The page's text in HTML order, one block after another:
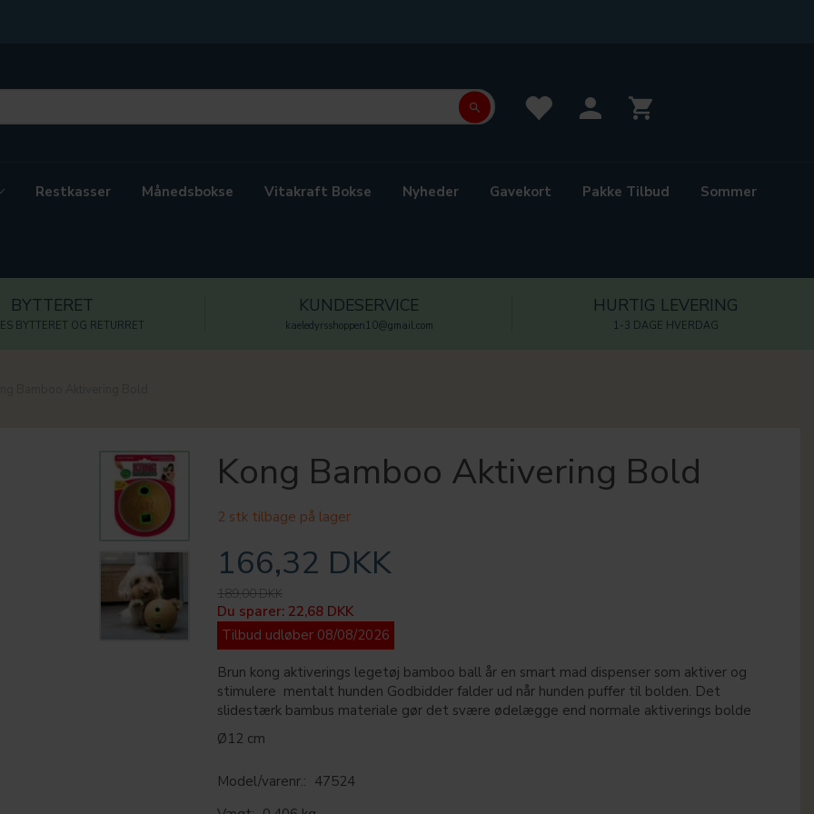
Restkasser Månedsbokse Vitakraft Bokse Nyheder Gavekort Pakke Tilbud Sommer
BYTTERET
BYTTERET OG RETURRET
KUNDESERVICE
kaeledyrsshoppen10@gmail.com
HURTIG LEVERING
1-3 DAGE HVERDAG
Kong Bamboo Aktivering Bold
2 stk tilbage på lager
166,32 DKK
189,00 DKK
Du sparer: 22,68 DKK
Tilbud udløber 08/08/2026
Brun kong aktiverings legetøj bamboo ball år en smart mad dispenser som aktiver og
stimulere mentalt hunden Godbidder falder ud når hunden puffer til bolden. Det
slidestærk bambus materiale gør det svære ødelægge end normale aktiverings bolde
Ø12 cm
Model/varenr.: 47524